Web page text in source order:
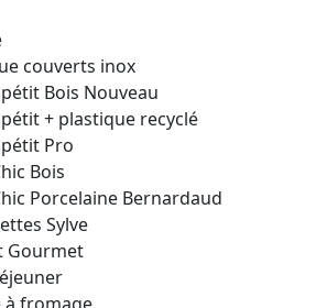
couverts inox
Bois Nouveau
+ plastique recyclé
Pro
Bois
Porcelaine Bernardaud
Sylve
Gourmet